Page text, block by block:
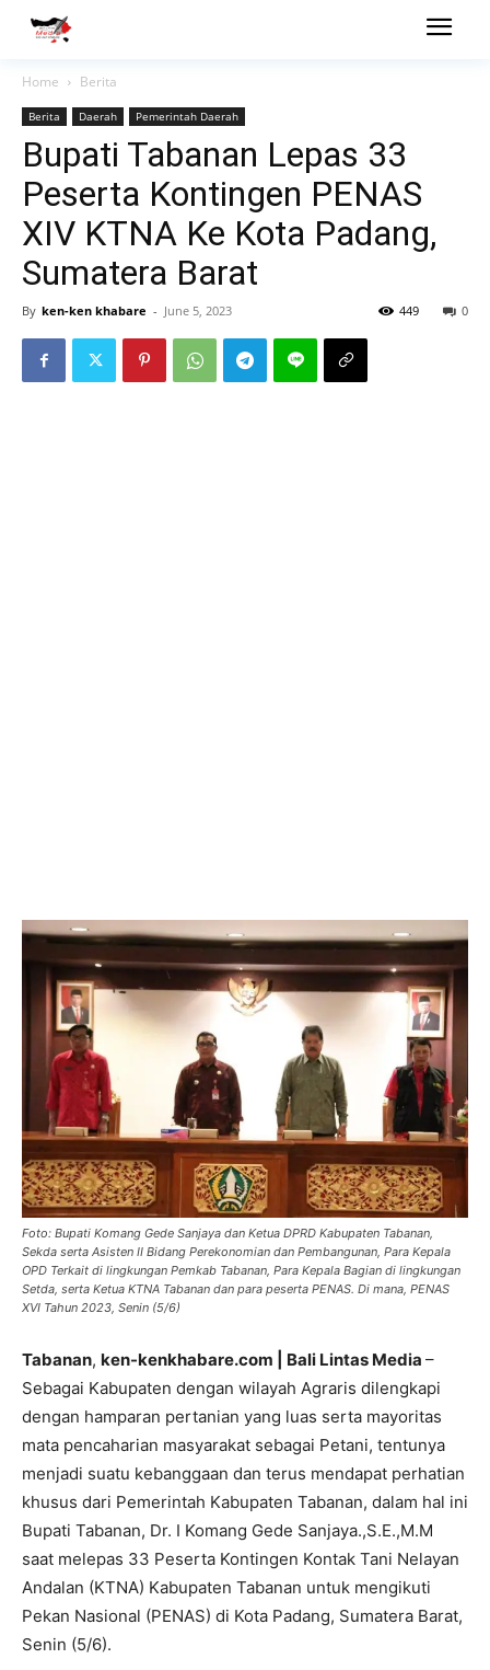
Home Berita
Berita Daerah Pemerintah Daerah
Bupati Tabanan Lepas 33
Peserta Kontingen PENAS
XIV KTNA Ke Kota Padang,
Sumatera Barat
By ken-ken khabare - June 5, 2023 0
449
Foto: Bupati Komang Gede Sanjaya dan Ketua DPRD Kabupaten Tabanan,
Sekda serta Asisten II Bidang Perekonomian dan Pembangunan, Para Kepala
OPD Terkait di lingkungan Pemkab Tabanan, Para Kepala Bagian di lingkungan
Setda, serta Ketua KTNA Tabanan dan para peserta PENAS. Di mana, PENAS
XVI Tahun 2023, Senin (5/6)
Tabanan, ken-kenkhabare.com | Bali Lintas Media –
Sebagai Kabupaten dengan wilayah Agraris dilengkapi
dengan hamparan pertanian yang luas serta mayoritas
mata pencaharian masyarakat sebagai Petani, tentunya
menjadi suatu kebanggaan dan terus mendapat perhatian
khusus dari Pemerintah Kabupaten Tabanan, dalam hal ini
Bupati Tabanan, Dr. I Komang Gede Sanjaya.,S.E.,M.M
saat melepas 33 Peserta Kontingen Kontak Tani Nelayan
Andalan (KTNA) Kabupaten Tabanan untuk mengikuti
Pekan Nasional (PENAS) di Kota Padang, Sumatera Barat,
Senin (5/6).